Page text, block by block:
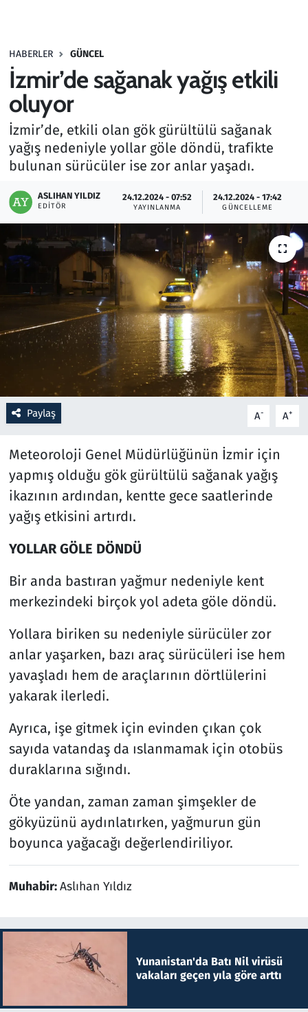
HABERLER GÜNCEL
İzmir’de sağanak yağış etkili
oluyor
İzmir’de, etkili olan gök gürültülü sağanak
yağış nedeniyle yollar göle döndü, trafikte
bulunan sürücüler ise zor anlar yaşadı.
ASLIHAN YILDIZ
EDITÖR
24.12.2024 - 07:52
YAYINLANMA
24.12.2024 - 17:42
GÜNCELLEME
Paylaş A- A+
Meteoroloji Genel Müdürlüğünün İzmir için
yapmış olduğu gök gürültülü sağanak yağış
ikazının ardından, kentte gece saatlerinde
yağış etkisini artırdı.
YOLLAR GÖLE DÖNDÜ
Bir anda bastıran yağmur nedeniyle kent
merkezindeki birçok yol adeta göle döndü.
Yollara biriken su nedeniyle sürücüler zor
anlar yaşarken, bazı araç sürücüleri ise hem
yavaşladı hem de araçlarının dörtlülerini
yakarak ilerledi.
Ayrıca, işe gitmek için evinden çıkan çok
sayıda vatandaş da ıslanmamak için otobüs
duraklarına sığındı.
Öte yandan, zaman zaman şimşekler de
gökyüzünü aydınlatırken, yağmurun gün
boyunca yağacağı değerlendiriliyor.
Muhabir:Aslıhan Yıldız
Yunanistan'da Batı Nil virüsü
vakaları geçen yıla göre arttı
Haber
Kurumsal Haberler
Lezzet Durağı
Memur ve Kamu
Otomobil
Oyun
Ramazan
Resmi İlanlar
Rüya Tabirleri
Sağlık
Savunma Sanayi
Seçim 2023
Spor
Teknoloji ve Bilim
Televizyon